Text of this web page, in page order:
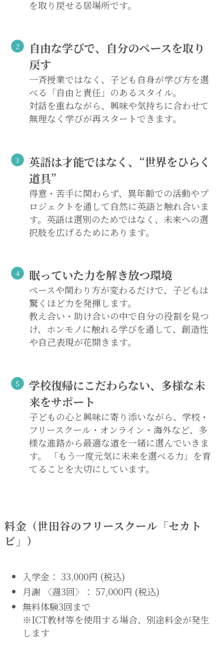
を取り戻せる居場所です。
自由な学びで、自分のペースを取り
戻す
一斉授業ではなく、子ども自身が学び方を選
べる「自由と責任」のあるスタイル。
対話を重ねながら、興味や気持ちに合わせて
無理なく学びが再スタートできます。
英語は才能ではなく、“世界をひらく
道具”
得意・苦手に関わらず、異年齢での活動やプ
ロジェクトを通して自然に英語と触れ合いま
す。英語は選別のためではなく、未来への選
択肢を広げるためにあります。
眠っていた力を解き放つ環境
ペースや関わり方が変わるだけで、子どもは
驚くほど力を発揮します。
教え合い・助け合いの中で自分の役割を見つ
け、ホンモノに触れる学びを通して、創造性
や自己表現が花開きます。
学校復帰にこだわらない、多様な未
来をサポート
子どもの心と興味に寄り添いながら、学校・
フリースクール・オンライン・海外など、多
様な進路から最適な道を一緒に選んでいきま
す。 「もう一度元気に未来を選べる力」を育
てることを大切にしています。
料金（世田谷のフリースクール「セカト
ビ」）
入学金： 33,000円 (税込)
月謝 〈週3回〉： 57,000円 (税込)
無料体験3回まで
※ICT教材等を使用する場合、別途料金が発生
します